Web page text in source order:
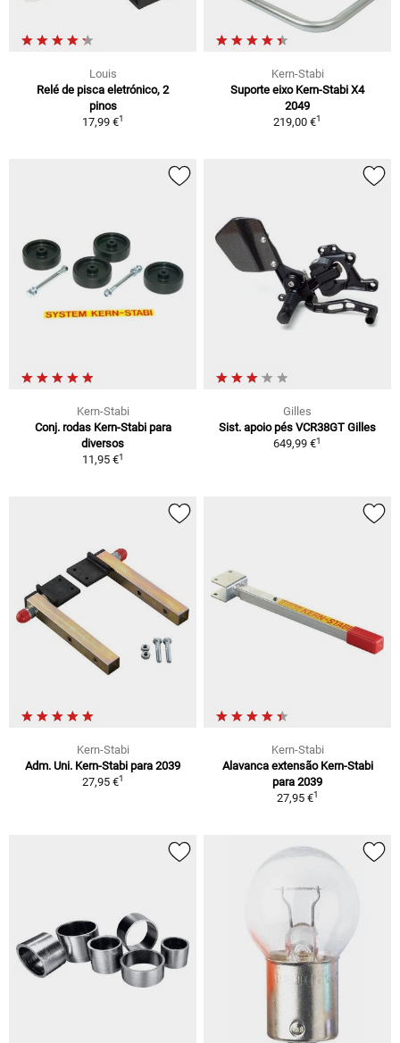
Louis
Relé de pisca eletrónico, 2
pinos
17,99 €1
Kern-Stabi
Suporte eixo Kern-Stabi X4
2049
219,00 €1
Kern-Stabi
Conj. rodas Kern-Stabi para
diversos
11,95 €1
Gilles
Sist. apoio pés VCR38GT Gilles
649,99 €1
Kern-Stabi
Adm. Uni. Kern-Stabi para 2039
27,95 €1
Kern-Stabi
Alavanca extensão Kern-Stabi
para 2039
27,95 €1